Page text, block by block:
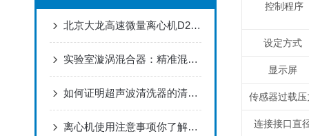
北京大龙高速微量离心机D2012plus产品介绍
实验室漩涡混合器：精准混合的“魔法师”
如何证明超声波清洗器的清洗效果？
离心机使用注意事项你了解多少
控制程序
设定方式
显示屏
传感器过载
连接接口直